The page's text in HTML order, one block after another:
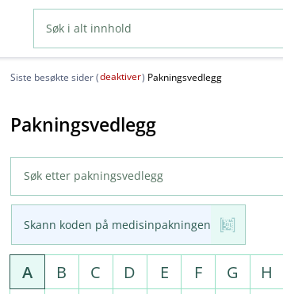
Siste besøkte sider (deaktiver) Pakningsvedlegg
Pakningsvedlegg
Skann koden på medisinpakningen
A B C D E F G H